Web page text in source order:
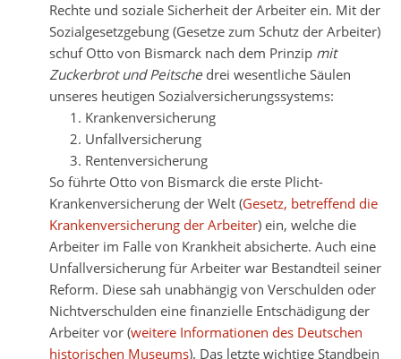
Rechte und soziale Sicherheit der Arbeiter ein. Mit der
Sozialgesetzgebung (Gesetze zum Schutz der Arbeiter)
schuf Otto von Bismarck nach dem Prinzip mit
Zuckerbrot und Peitsche drei wesentliche Säulen
unseres heutigen Sozialversicherungssystems:
Krankenversicherung
Unfallversicherung
Rentenversicherung
So führte Otto von Bismarck die erste Plicht-
Krankenversicherung der Welt (Gesetz, betreffend die
Krankenversicherung der Arbeiter) ein, welche die
Arbeiter im Falle von Krankheit absicherte. Auch eine
Unfallversicherung für Arbeiter war Bestandteil seiner
Reform. Diese sah unabhängig von Verschulden oder
Nichtverschulden eine finanzielle Entschädigung der
Arbeiter vor (weitere Informationen des Deutschen
historischen Museums). Das letzte wichtige Standbein